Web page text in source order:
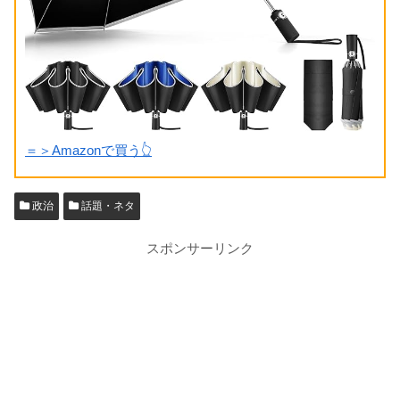
＝＞Amazonで買う👆
政治 話題・ネタ
スポンサーリンク